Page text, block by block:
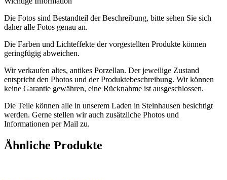
Die Fotos sind Bestandteil der Beschreibung, bitte sehen Sie sich
daher alle Fotos genau an.
Die Farben und Lichteffekte der vorgestellten Produkte können
geringfügig abweichen.
Wir verkaufen altes, antikes Porzellan. Der jeweilige Zustand
entspricht den Photos und der Produktebeschreibung. Wir können
keine Garantie gewähren, eine Rücknahme ist ausgeschlossen.
Die Teile können alle in unserem Laden in Steinhausen besichtigt
werden. Gerne stellen wir auch zusätzliche Photos und
Informationen per Mail zu.
Ähnliche Produkte